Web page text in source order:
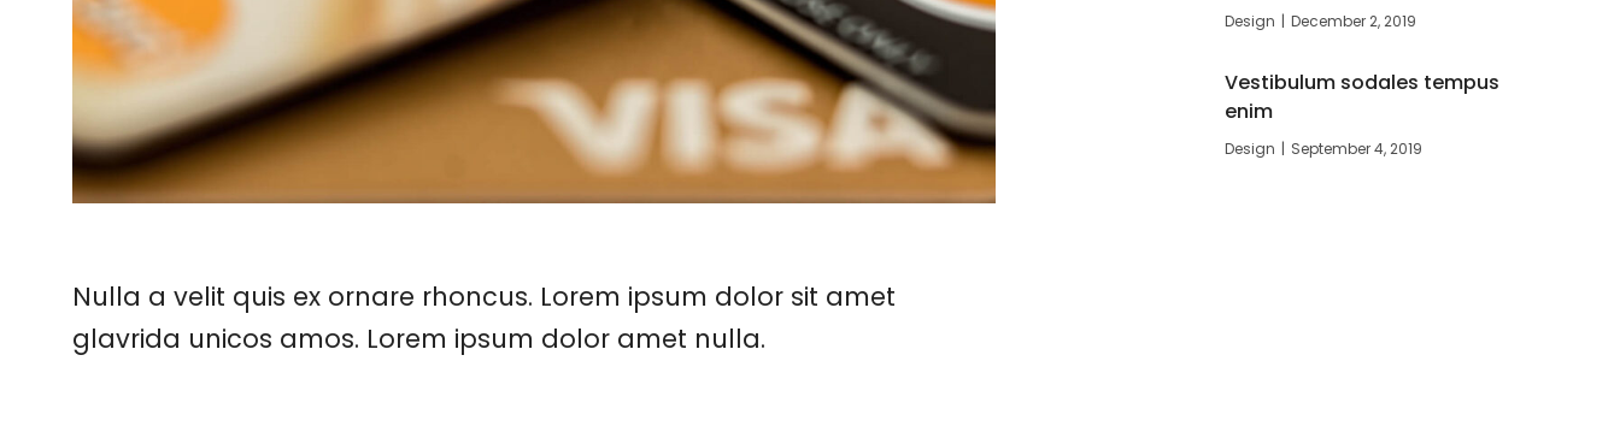
Nulla a velit quis ex ornare rhoncus. Lorem ipsum dolor sit amet
glavrida unicos amos. Lorem ipsum dolor amet nulla.
Design December 2, 2019
Vestibulum sodales tempus
enim
Design September 4, 2019